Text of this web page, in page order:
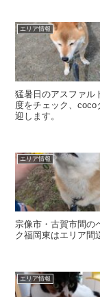
エリア情報
猛暑日のアスファル
度をチェック、
迎します。
エリア情報
宗像市・古賀市間の
ク福岡東はエリア間
エリア情報